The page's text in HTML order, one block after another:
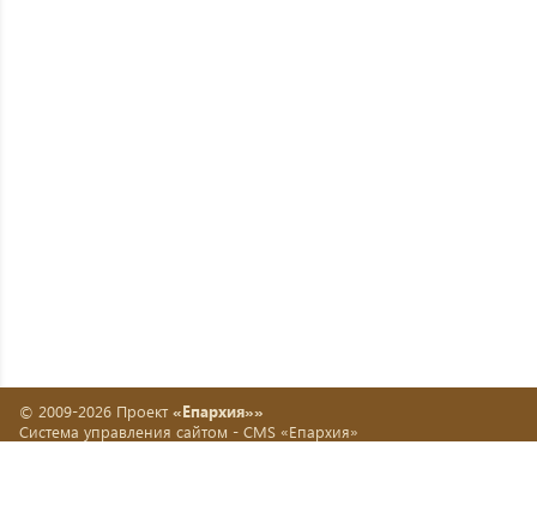
© 2009-2026 Проект «Епархия»»
Система управления сайтом - CMS «Епархия»